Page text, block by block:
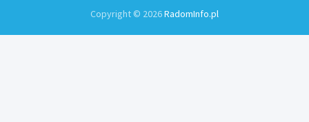
Copyright © 2026RadomInfo.pl